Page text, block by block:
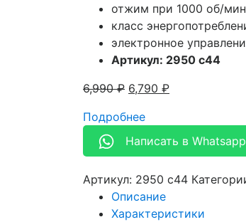
отжим при 1000 об/мин
класс
электронное
Артикул: 2950 c44
6,990₽ 6,790 ₽
Подробнее
Написать в Whatsapp
Артикул: 2950 c44
Описание
Характеристики